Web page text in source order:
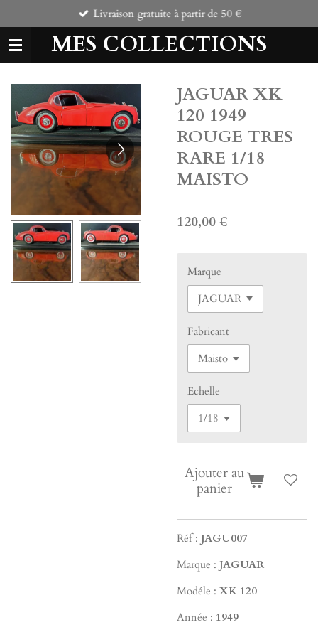
au
contenu
principal
MES COLLECTIONS
Livraison gratuite à partir de 50 €
JAGUAR XK
120 1949
ROUGE TRES
RARE 1/18
MAISTO
120,00 €
Marque
Fabricant
Echelle
Ajouter au
panier
Réf : JAGU007
Marque : JAGUAR
Modéle : XK 120
Année : 1949